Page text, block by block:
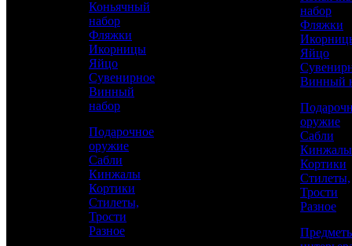
эксклюзивное
предложение
Коньячный
набор
Фляжки
Икорницы
Яйцо
Сувенирное
Винный
набор
Подарочное
оружие
Сабли
Кинжалы
Кортики
Стилеты,
Трости
Разное
набор
Фляжки
Яйцо
Винный
оружие
Сабли
Кинжалы
Кортики
Стилеты,
Трости
Разное